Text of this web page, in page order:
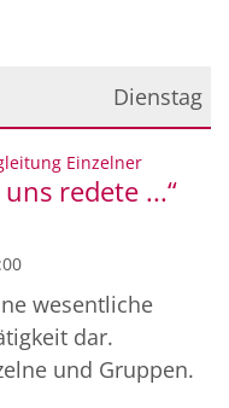
Dienstag
Einzelner:
redete ...“
wesentliche
dar.
und Gruppen.